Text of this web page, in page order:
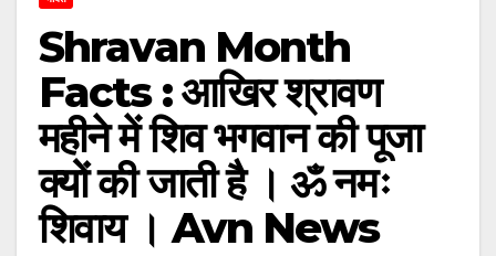
Shravan Month
Facts : आखिर श्रावण
महीने में शिव भगवान की पूजा
क्यों की जाती है । ॐ नमः
शिवाय । Avn News